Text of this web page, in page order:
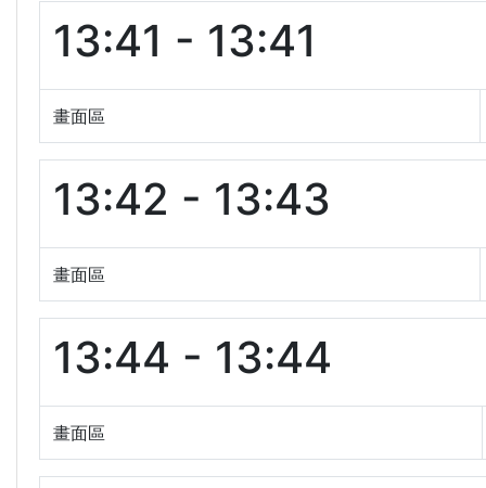
13:41 - 13:41
畫面區
13:42 - 13:43
畫面區
13:44 - 13:44
畫面區